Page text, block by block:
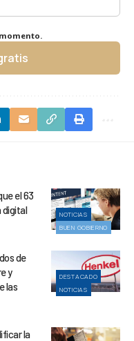
NOTICIAS
BUEN GOBIERNO
el 63
digital
DESTACADO
NOTICIAS
de
y
las
la